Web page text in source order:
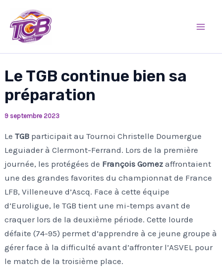
contenu
Le TGB continue bien sa
préparation
9 septembre 2023
LeTGB participait au Tournoi Christelle Doumergue
Leguiader à Clermont-Ferrand. Lors de la première
journée, les protégées de François Gomez affrontaient
une des grandes favorites du championnat de France
LFB, Villeneuve d’Ascq. Face à cette équipe
d’Euroligue, le TGB tient une mi-temps avant de
craquer lors de la deuxième période. Cette lourde
défaite (74-95) permet d’apprendre à ce jeune groupe à
gérer face à la difficulté avant d’affronter l’ASVEL pour
le match de la troisième place.